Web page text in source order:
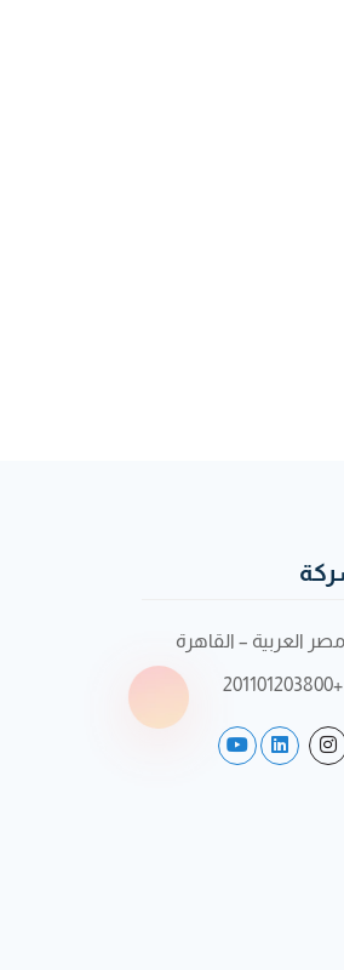
العربية – القاهرة
+201101203800